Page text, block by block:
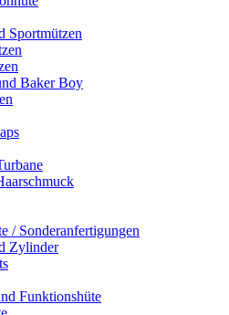
Sportmützen
Baker Boy
/ Sonderanfertigungen
Zylinder
Funktionshüte